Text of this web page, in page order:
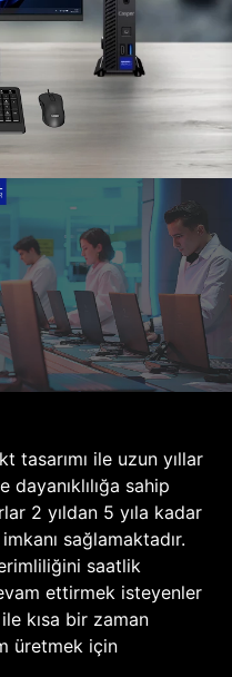
tasarımı ile uzun yıllar
sahip
2 yıldan 5 yıla kadar
sağlamaktadır.
saatlik
ettirmek isteyenler
kısa bir zaman
üretmek için